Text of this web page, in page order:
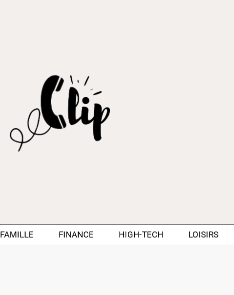
FAMILLE FINANCE HIGH-TECH LOISIRS